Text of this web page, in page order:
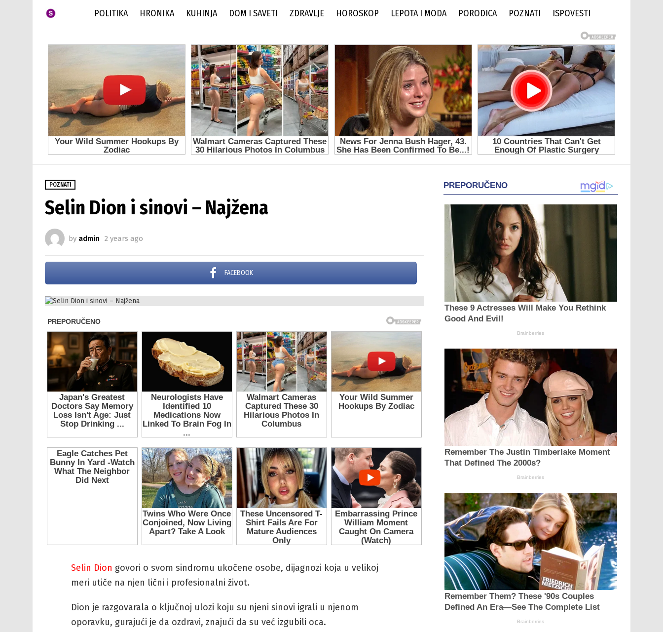
POLITIKA HRONIKA KUHINJA DOM I SAVETI ZDRAVLJE HOROSKOP LEPOTA I MODA PORODICA POZNATI ISPOVESTI
POZNATI
Selin Dion i sinovi – Najžena
by admin 2 years ago
FACEBOOK
Selin Dion govori o svom sindromu ukočene osobe, dijagnozi koja u velikoj
meri utiče na njen lični i profesionalni život.
Dion je razgovarala o ključnoj ulozi koju su njeni sinovi igrali u njenom
oporavku, gurajući je da ozdravi, znajući da su već izgubili oca.